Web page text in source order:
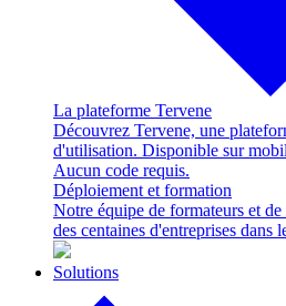
La plateforme Tervene
Découvrez Tervene, une
d'utilisation. Disponible sur
Aucun code requis.
Déploiement et formation
Notre équipe de formateurs et
des centaines d'entreprises dans
Solutions